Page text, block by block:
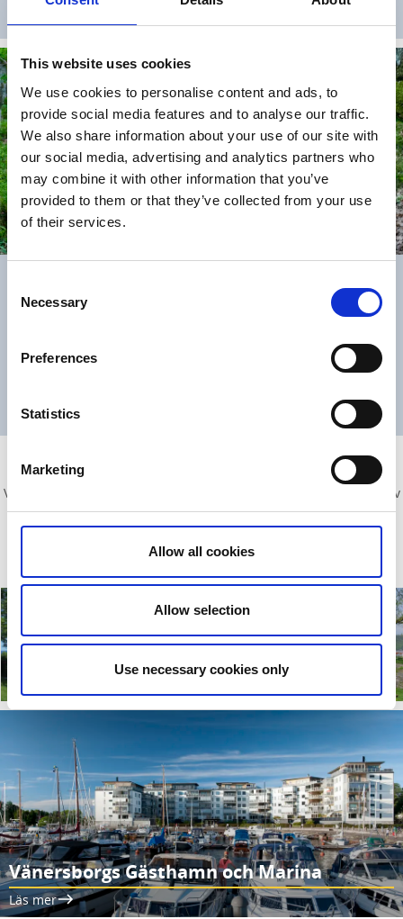
This website uses cookies
We use cookies to personalise content and ads, to
provide social media features and to analyse our traffic.
We also share information about your use of our site with
our social media, advertising and analytics partners who
may combine it with other information that you’ve
provided to them or that they’ve collected from your use
of their services.
Selection
Necessary
Preferences
Statistics
Marketing
Allow all cookies
Allow selection
Use necessary cookies only
Vandringsled som tar dig runt Dalbobergens naturreservat
fantastisk utsikt över Vänern.
Populära platser vid Vänern
Vid Vänern finns det mycket att se och göra, här kommer några av
våra tips. Vill du sedan veta mer om Vänern, Vänersborg eller
kontakta oss på turistbyrån så hittar du mer information här
nedan.
Skräckleparken
Läs mer
Skräcklestugan
Läs mer
Vänersborgs Gästhamn och Marina
Läs mer